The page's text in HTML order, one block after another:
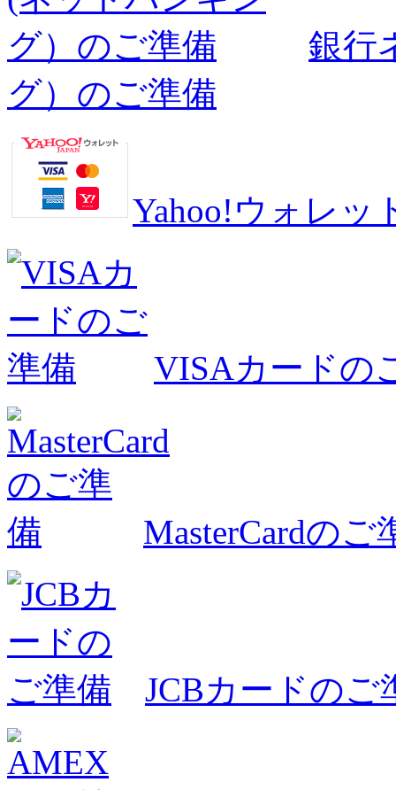
銀行
グ）のご準備
Yahoo!ウォレッ
VISAカードの
MasterCardのご
JCBカードのご